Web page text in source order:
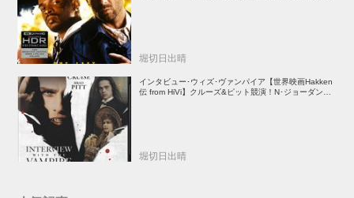
堀切日出晴
インタビュー･ウィズ･ヴァンパイア【世界映画Hakken
伝 from HiVi】クルーズ&ピット競演！N･ジョーダン監
堀切日出晴